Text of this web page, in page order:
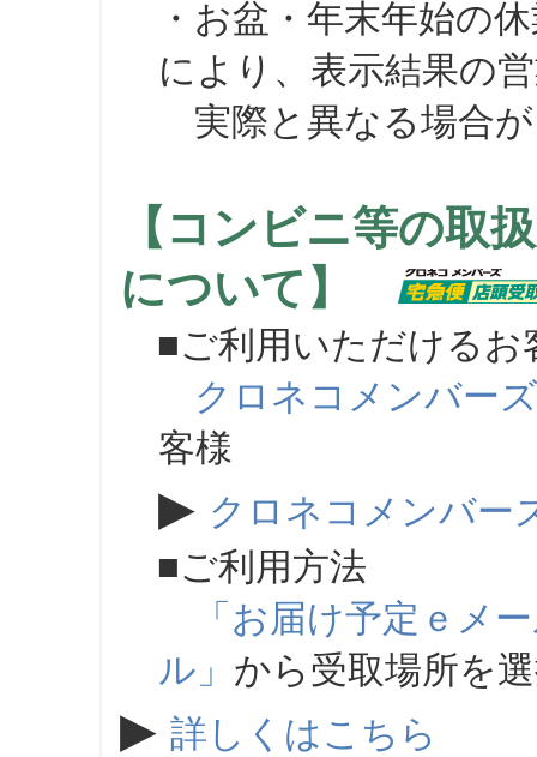
・お盆・年末年始の
により、表示結果の
実際と異なる場合が
【コンビニ等の取
について】
■ご利用いただけるお
クロネコメンバーズ
客様
▶ クロネコメンバー
■ご利用方法
「お届け予定ｅメ
ル」 から受取場所を
▶ 詳しくはこちら